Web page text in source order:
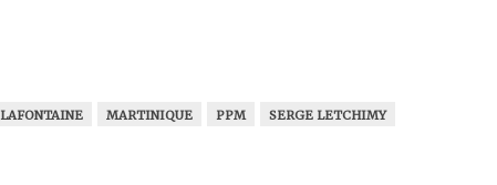
MARTINIQUE PPM SERGE LETCHIMY